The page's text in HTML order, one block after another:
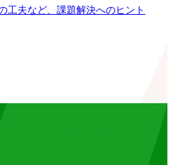
工夫など、課題解決へのヒント